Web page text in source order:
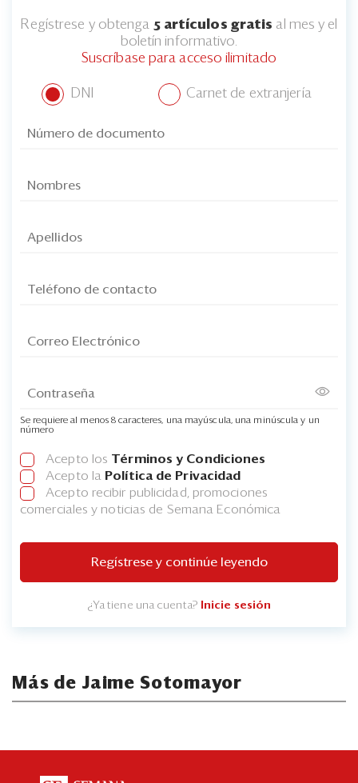
Regístrese y obtenga 5 artículos gratis al mes y el
boletín informativo.
Suscríbase para acceso ilimitado
DNI Carnet de extranjería
Se requiere al menos 8 caracteres, una mayúscula, una minúscula y un
número
Acepto los Términos y Condiciones
Acepto la Política de Privacidad
Acepto recibir publicidad, promociones
comerciales y noticias de Semana Económica
Regístrese y continúe leyendo
¿Ya tiene una cuenta? Inicie sesión
Más de Jaime Sotomayor